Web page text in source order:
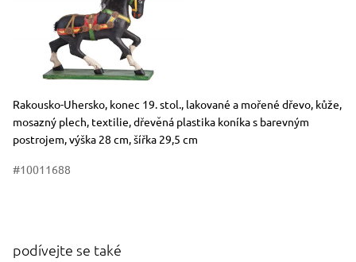
Rozměry
Stručný popis předmětu
Rakousko-Uhersko, konec 19. stol., lakované a mořené dřevo, kůže,
mosazný plech, textilie, dřevěná plastika koníka s barevným
postrojem, výška 28 cm, šířka 29,5 cm
#10011688
podívejte se také